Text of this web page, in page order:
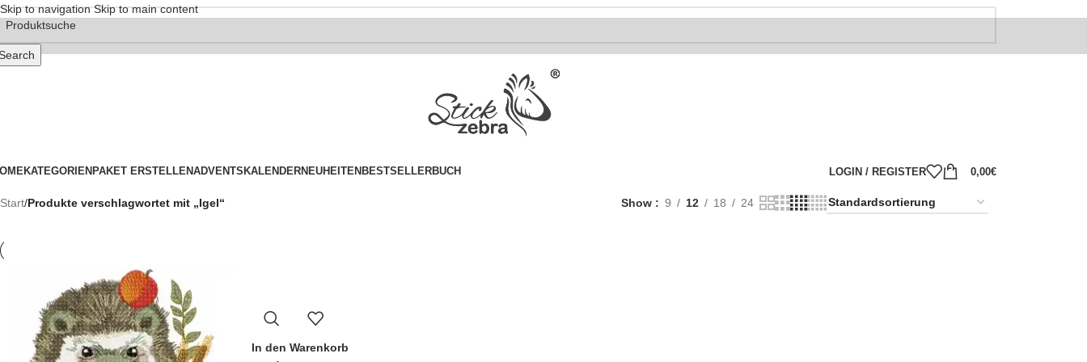
Skip to navigationSkip to main content
KATEGORIEN PAKET ERSTELLENADVENTSKALENDERNEUHEITEN BESTSELLERBUCH LOGIN / REGISTER 0,00€
Start/Produkte verschlagwortet mit „Igel“ Show 9 12 18 24
In den Warenkorb